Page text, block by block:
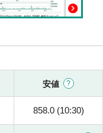
安値
858.0 (10:30)